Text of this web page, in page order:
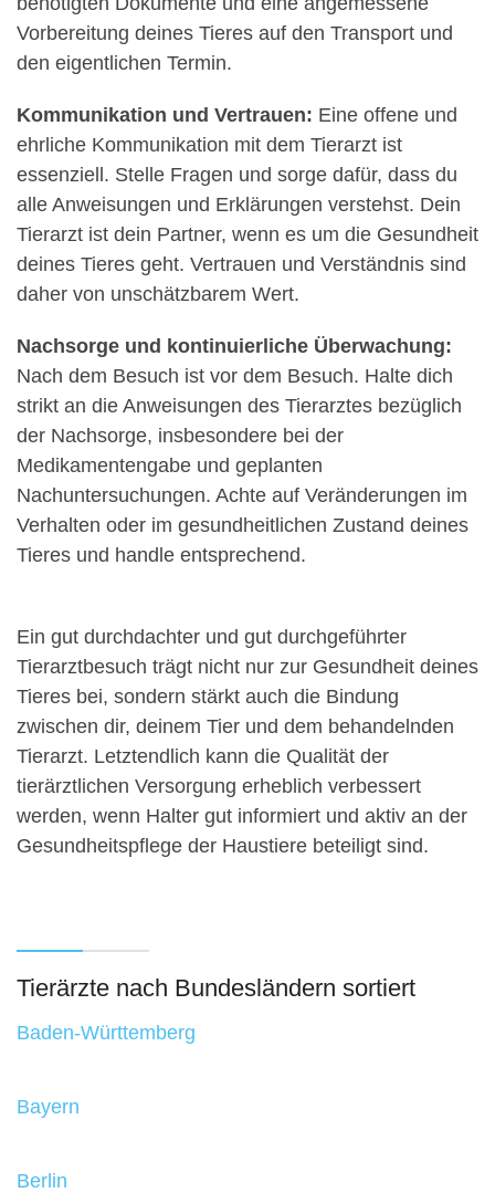
Vorbereitung deines Tieres auf den Transport und
den eigentlichen Termin.
Kommunikation und Vertrauen: Eine offene und
ehrliche Kommunikation mit dem Tierarzt ist
essenziell. Stelle Fragen und sorge dafür, dass du
alle Anweisungen und Erklärungen verstehst. Dein
Tierarzt ist dein Partner, wenn es um die Gesundheit
deines Tieres geht. Vertrauen und Verständnis sind
daher von unschätzbarem Wert.
Nachsorge und kontinuierliche Überwachung:
Nach dem Besuch ist vor dem Besuch. Halte dich
strikt an die Anweisungen des Tierarztes bezüglich
der Nachsorge, insbesondere bei der
Medikamentengabe und geplanten
Nachuntersuchungen. Achte auf Veränderungen im
Verhalten oder im gesundheitlichen Zustand deines
Tieres und handle entsprechend.
Ein gut durchdachter und gut durchgeführter
Tierarztbesuch trägt nicht nur zur Gesundheit deines
Tieres bei, sondern stärkt auch die Bindung
zwischen dir, deinem Tier und dem behandelnden
Tierarzt. Letztendlich kann die Qualität der
tierärztlichen Versorgung erheblich verbessert
werden, wenn Halter gut informiert und aktiv an der
Gesundheitspflege der Haustiere beteiligt sind.
Tierärzte nach Bundesländern sortiert
Baden-Württemberg
Bayern
Berlin